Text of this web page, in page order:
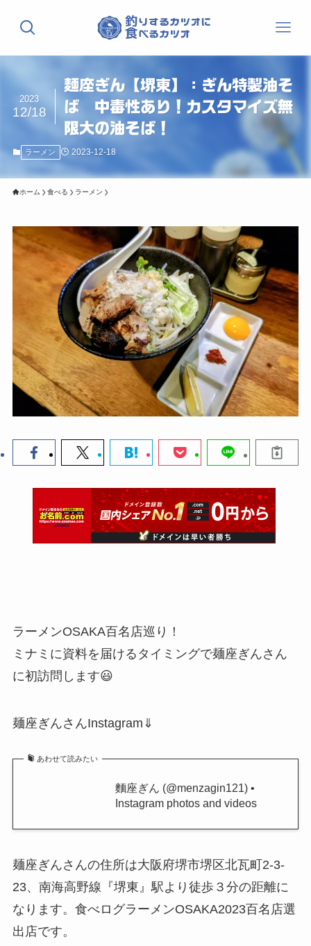
麺座ぎん【堺東】：ぎん特製油そ
ば 中毒性あり！カスタマイズ無
限大の油そば！
2023
12/18
ラーメン 2023-12-18
ホーム 食べる ラーメン
ラーメンOSAKA百名店巡り！
ミナミに資料を届けるタイミングで麺座ぎんさん
に初訪問します😃
麺座ぎんさんInstagram⇓
あわせて読みたい
麵座ぎん (@menzagin121) •
Instagram photos and videos
麺座ぎんさんの住所は大阪府堺市堺区北瓦町2-3-
23、南海高野線『堺東』駅より徒歩３分の距離に
なります。食べログラーメンOSAKA2023百名店選
出店です。